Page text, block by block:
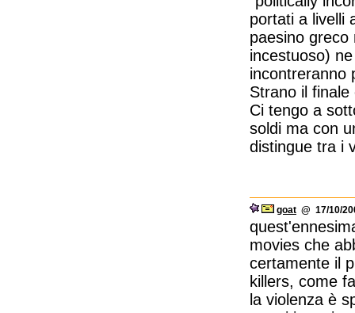
portati a livelli
paesino greco
incestuoso)
incontreranno
Strano il
Ci tengo a
soldi ma con
distingue tra i
goat @ 17/10/
movies che
certamente il
killers, come
la violenza è